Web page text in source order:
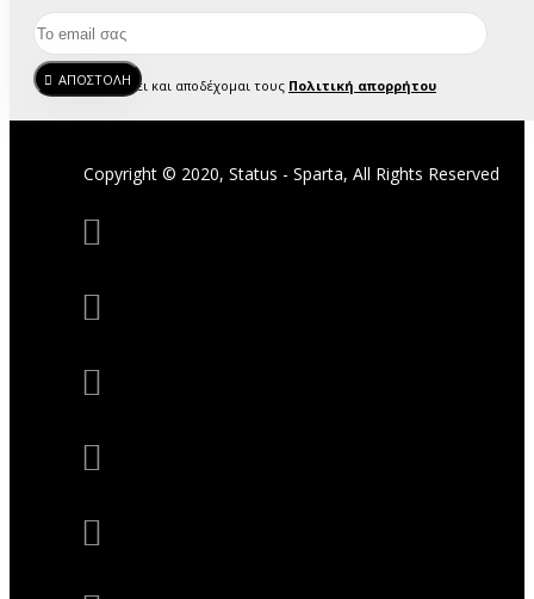
ΑΠΟΣΤΟΛΗ
Έχω διαβάσει και αποδέχομαι τους Πολιτική απορρήτου
Copyright © 2020, Status - Sparta, All Rights Reserved